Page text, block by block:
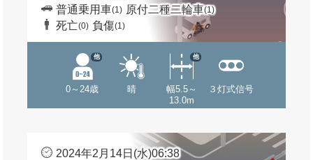
普通乗用車(1) 原付二種二輪車(1)
死亡(0) 負傷(1)
0～24歳
他
晴
幅5.5～
13.0m
他
３灯式信号
2024年2月14日(水)06:38